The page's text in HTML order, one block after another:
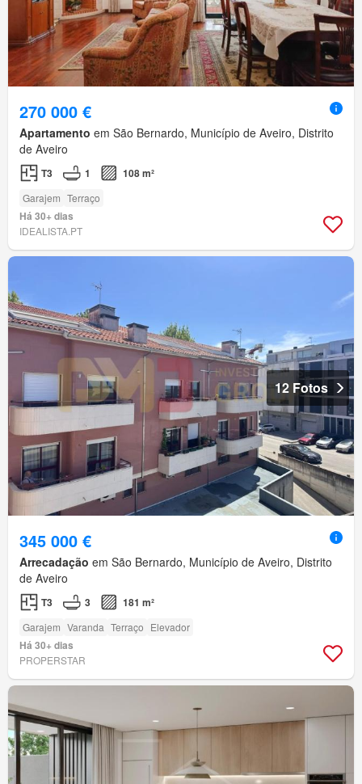
270 000 €
Apartamento em São Bernardo, Município de Aveiro, Distrito
de Aveiro
T3 1 108 m²
Garajem Terraço
Há 30+ dias
IDEALISTA.PT
12 Fotos
345 000 €
Arrecadação em São Bernardo, Município de Aveiro, Distrito
de Aveiro
T3 3 181 m²
Garajem Varanda Terraço Elevador
Há 30+ dias
PROPERSTAR